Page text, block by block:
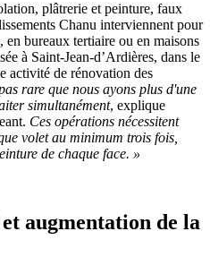
plâtrerie et peinture, faux
Chanu interviennent pour
bureaux tertiaire ou en maisons
à Saint-Jean-d’Ardières, dans le
activité de rénovation des
rare que nous ayons plus d'une
simultanément, explique
Ces opérations nécessitent
volet au minimum trois fois,
de chaque face. »
augmentation de la